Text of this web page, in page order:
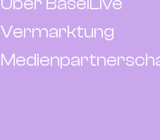
Vermarktung